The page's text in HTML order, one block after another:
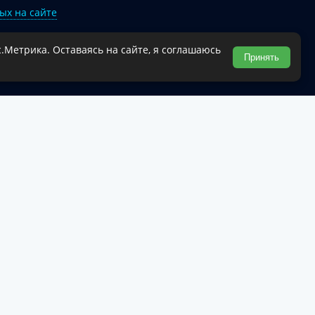
на сайте
муниципального округа.
Оставаясь на сайте, я соглашаюсь
Принять